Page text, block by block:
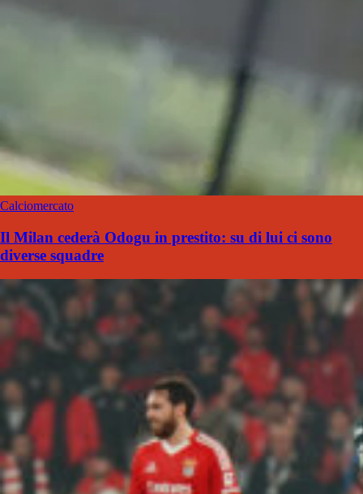
Calciomercato
Il Milan cederà Odogu in prestito: su di lui ci sono
diverse squadre